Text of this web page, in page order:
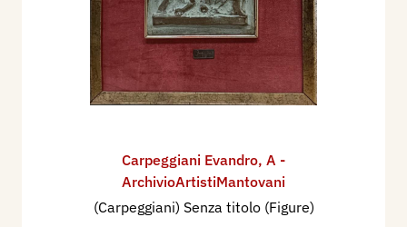
Carpeggiani Evandro, A -
ArchivioArtistiMantovani
(Carpeggiani) Senza titolo (Figure)